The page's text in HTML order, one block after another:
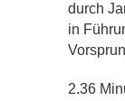
durch
in
2.36